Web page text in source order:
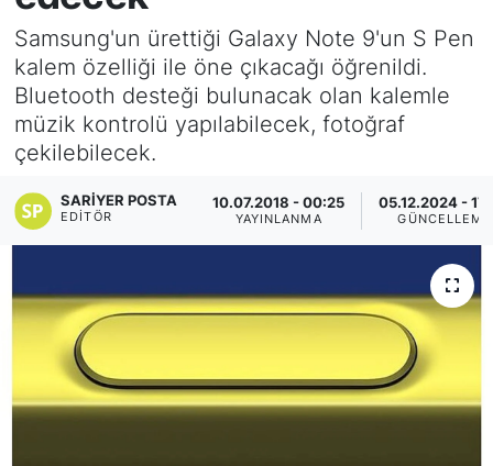
Samsung'un ürettiği Galaxy Note 9'un S Pen
kalem özelliği ile öne çıkacağı öğrenildi.
Bluetooth desteği bulunacak olan kalemle
müzik kontrolü yapılabilecek, fotoğraf
çekilebilecek.
SARIYER POSTA
EDITÖR
10.07.2018 - 00:25
YAYINLANMA
05.12.2024 -
GÜNCELLEME
KÖŞE YAZILARI
KÖŞE YAZILARI (Arşiv)
KÜLTÜR SANAT
MAGAZİN
SAĞLIK
SARIYER HABERLERİ